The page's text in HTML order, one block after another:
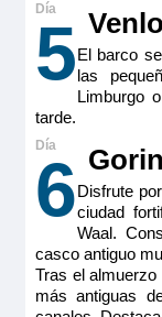
2
Camarote
(cubierta
perfectamente
incluido,
pelo, caja fuerte,
15m
2
Camarote
(cubierta
perfectamente
incluido,
pelo, caja fuerte,
5 Venlo
El barco
las
Limburgo
tarde.
6Disfrute
ciudad
Waal.
casco antiguo
Tras el
más antiguas